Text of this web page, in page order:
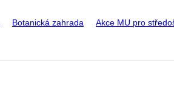
Botanická zahrada Akce MU pro